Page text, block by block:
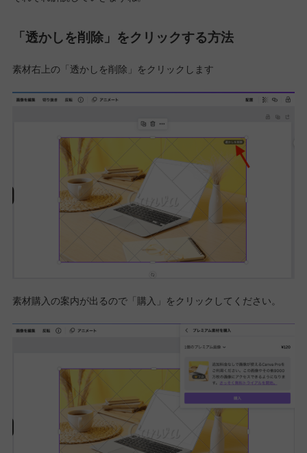
「透かしを削除」をクリックする方法
素材右上の「透かしを削除」をクリックします
素材購入の案内が出るので「購入」をクリックしてください。